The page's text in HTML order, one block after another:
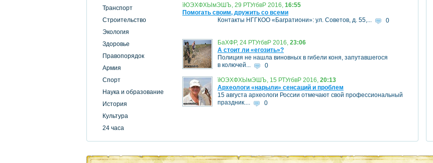
Транспорт
Строительство
Экология
Здоровье
Правопорядок
Армия
Спорт
Наука и образование
История
Культура
24 часа
їЮЭХФХЫмЭШЪ, 29 РТУгбвР 2016, 16:55
Помогать своим, дружить со всеми
Контакты НГГКОО «Багратиони»: ул. Советов, д. 55,...
0
БаХФР, 24 РТУгбвР 2016, 23:06
А стоит ли «егозить»?
Полиция не нашла виновных в гибели коня, запутавшегося
в колючей...
0
їЮЭХФХЫмЭШЪ, 15 РТУгбвР 2016, 20:13
Археологи «нарыли» сенсаций и проблем
15 августа археологи России отмечают свой профессиональный
праздник....
0